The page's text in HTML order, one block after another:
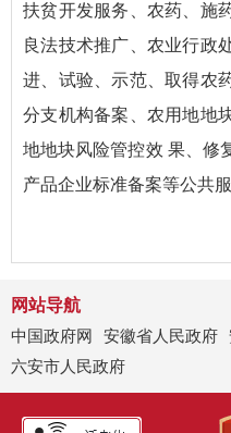
扶贫开发服务、 农药、施
良法技术推广、 农业行政
进、试验、示范、 取得农
分支机构备案、 农用地地
地地块风险管控效 果、修
产品企业标准备案等公共
网站导航
中国政府网
安徽省人民政府
六安市人民政府